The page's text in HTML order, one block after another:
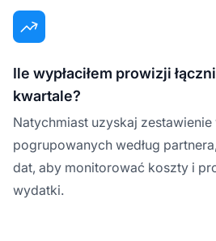
Ile wypłaciłem prowizji
kwartale?
Natychmiast uzyskaj zestawienie
pogrupowanych według
dat, aby monitorować koszty i
wydatki.